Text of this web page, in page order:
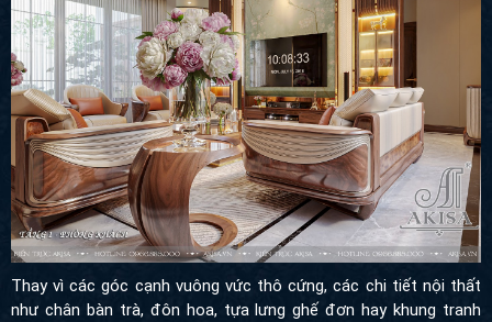
Thay vì các góc cạnh vuông vức thô cứng, các chi tiết nội thất
như chân bàn trà, đôn hoa, tựa lưng ghế đơn hay khung tranh